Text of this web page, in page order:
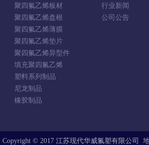
聚四氟乙烯板材
聚四氟乙烯盘根
聚四氟乙烯薄膜
聚四氟乙烯垫片
聚四氟乙烯异型件
填充聚四氟乙烯
塑料系列制品
尼龙制品
橡胶制品
行业新闻
公司公告
Copyright © 2017 江苏现代华威氟塑有限公司